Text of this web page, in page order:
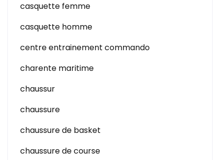
casquette femme
casquette homme
centre entrainement commando
charente maritime
chaussur
chaussure
chaussure de basket
chaussure de course